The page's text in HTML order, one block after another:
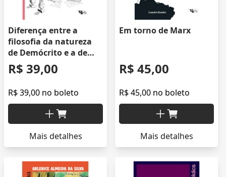
Diferença entre a
filosofia da natureza
de Demócrito e a de
Epicuro
R$ 39,00
R$ 39,00 no boleto
Mais detalhes
Em torno de Marx
R$ 45,00
R$ 45,00 no boleto
Mais detalhes